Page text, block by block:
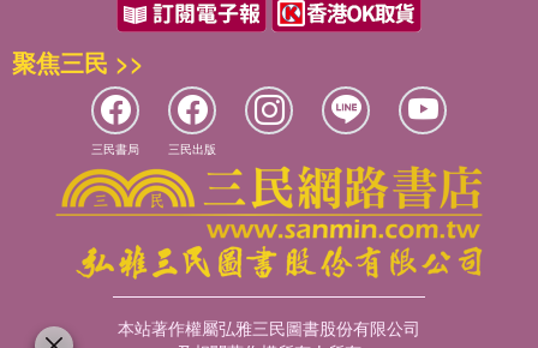
聚焦三民 >>
三民書局 三民出版
本站著作權屬弘雅三民圖書股份有限公司